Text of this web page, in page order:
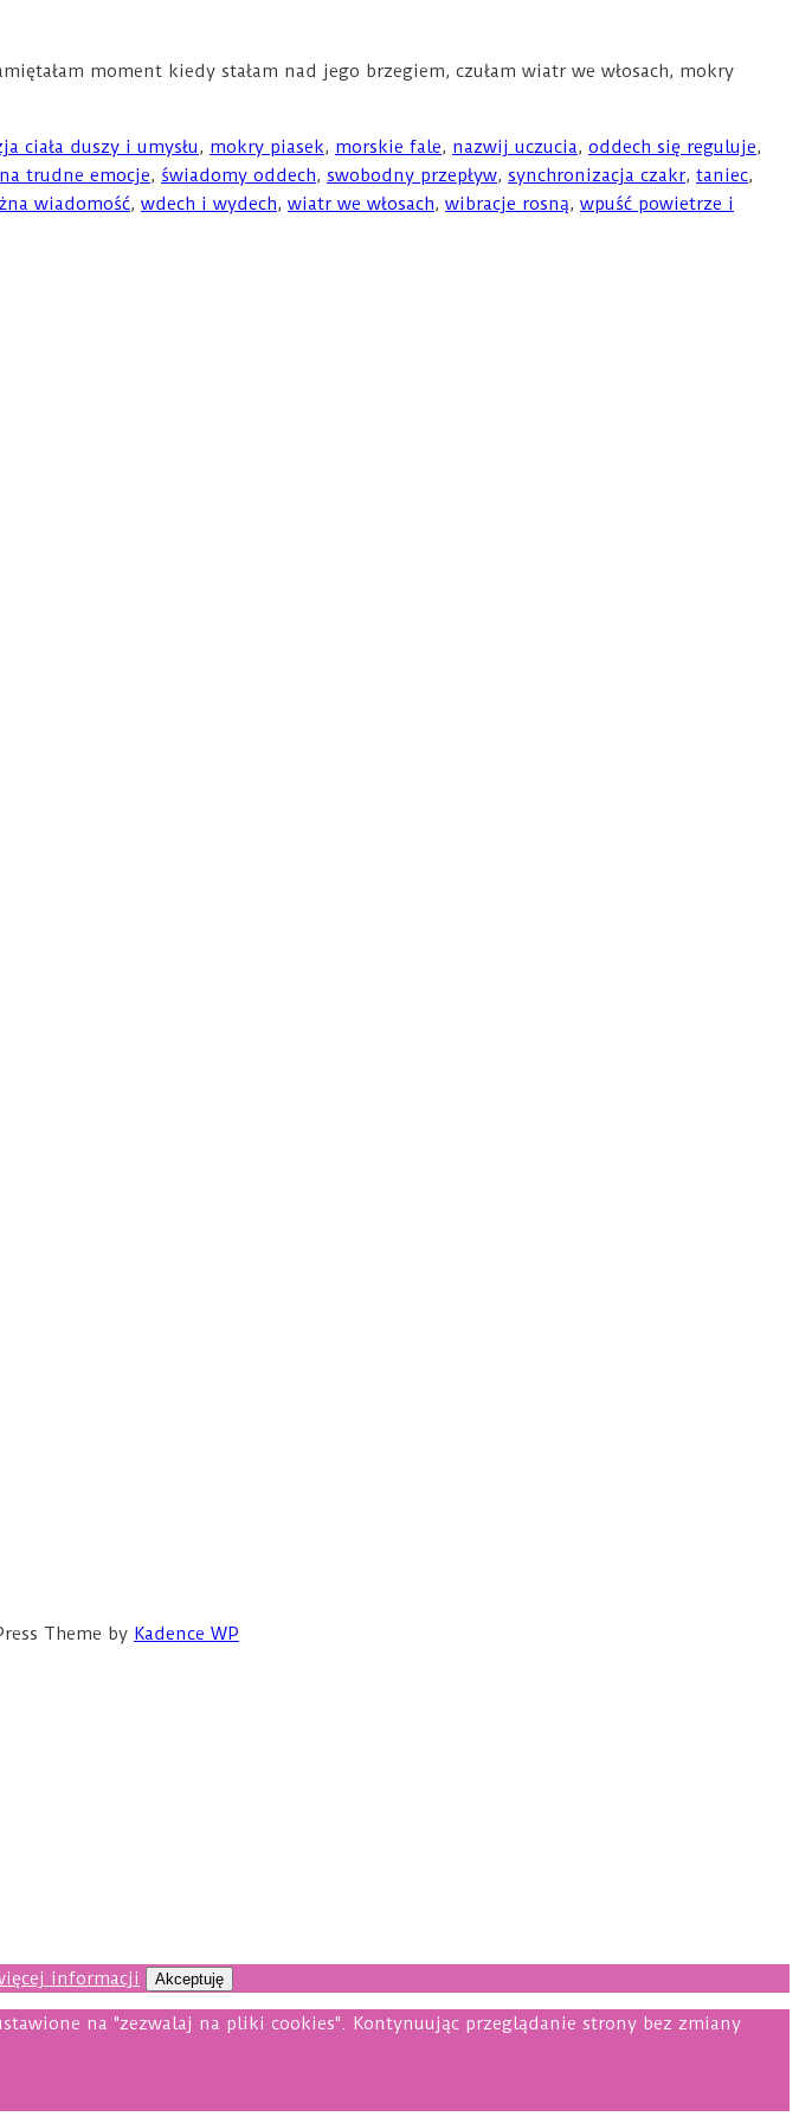
moment kiedy stałam nad jego brzegiem, czułam wiatr we włosach, mokry
ciała duszy i umysłu, mokry piasek, morskie fale, nazwij uczucia, oddech się reguluje,
trudne emocje, świadomy oddech, swobodny przepływ, synchronizacja czakr, taniec,
wiadomość, wdech i wydech, wiatr we włosach, wibracje rosną, wpuść powietrze i
Theme by Kadence WP
informacji Akceptuję
na "zezwalaj na pliki cookies". Kontynuując przeglądanie strony bez zmiany